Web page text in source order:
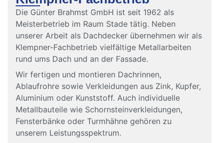
Die Günter Brahmst GmbH ist seit 1962 als
Meisterbetrieb im Raum Stade tätig. Neben
unserer Arbeit als Dachdecker übernehmen wir als
Klempner-Fachbetrieb vielfältige Metallarbeiten
rund ums Dach und an der Fassade.
Wir fertigen und montieren Dachrinnen,
Ablaufrohre sowie Verkleidungen aus Zink, Kupfer,
Aluminium oder Kunststoff. Auch individuelle
Metallbauteile wie Schornsteinverkleidungen,
Fensterbänke oder Turmhähne gehören zu
unserem Leistungsspektrum.